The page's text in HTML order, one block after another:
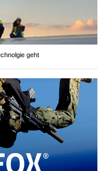
geht